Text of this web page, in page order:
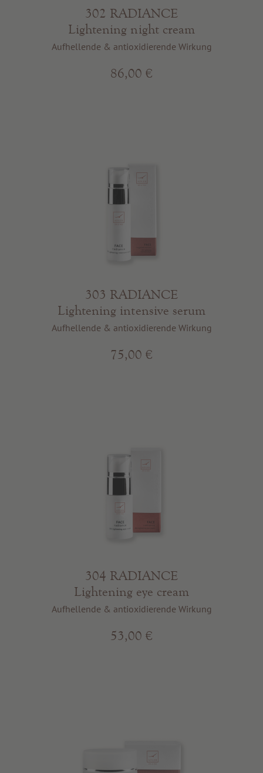
302 RADIANCE
Lightening night cream
Aufhellende & antioxidierende Wirkung
86,00 €
303 RADIANCE
Lightening intensive serum
Aufhellende & antioxidierende Wirkung
75,00 €
304 RADIANCE
Lightening eye cream
Aufhellende & antioxidierende Wirkung
53,00 €